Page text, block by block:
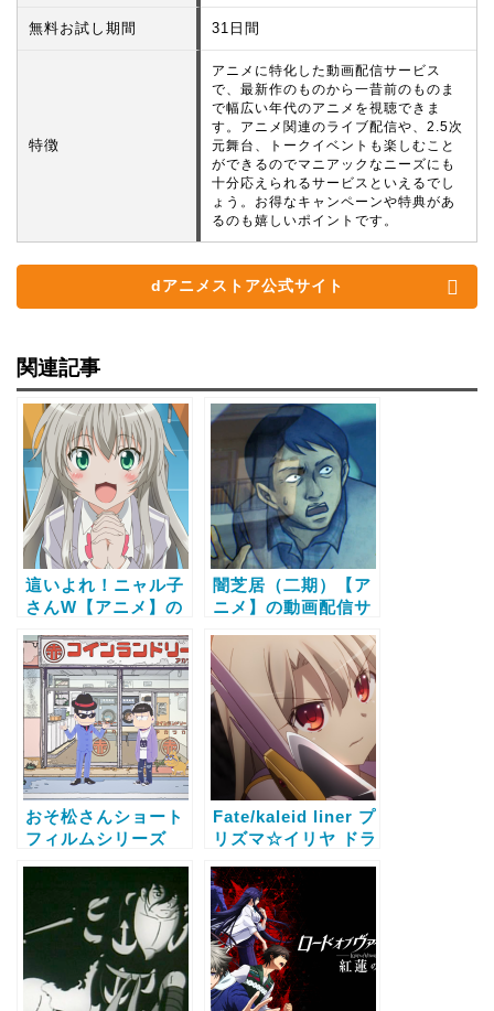
無料お試し期間 31日間
特徴
アニメに特化した動画配信サービス
で、最新作のものから一昔前のものま
で幅広い年代のアニメを視聴できま
す。アニメ関連のライブ配信や、2.5次
元舞台、トークイベントも楽しむこと
ができるのでマニアックなニーズにも
十分応えられるサービスといえるでし
ょう。お得なキャンペーンや特典があ
るのも嬉しいポイントです。
dアニメストア公式サイト
関連記事
這いよれ！ニャル子
さんW【アニメ】の
較と無料で全話視聴
する方法
闇芝居（二期）【ア
ニメ】の動画配信サ
全話視聴する方法
おそ松さんショート
フィルムシリーズ
信サービス比較と無
料で全話視聴する方
法
Fate/kaleid liner プ
リズマ☆イリヤ ドラ
画配信サービス比較
と無料で全話視聴す
る方法